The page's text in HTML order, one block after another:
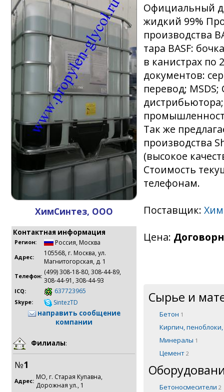
ХимСинтез, ООО
Контактная информация
Регион: Россия, Москва
Адрес:
105568, г. Москва, ул.
Магнитогорская, д. 1
Телефон: (499) 308-18-80, 308-44-89,
308-44-91, 308-44-93
ICQ: 637723965
Skype: SintezTD
направить сообщение
компании
Филиалы:
№1
Адрес: МО, г. Старая Купавна,
Дорожная ул., 1
Официальный
жидкий 99%
производства
тара BASF:
в канистрах по
документов:
перевод;
Так же
производства
(высокое
Стоимость
телефонам.
Поставщик:
Цена:
Сырье и
Бетон 1
Кирпич,
Минералы 1
Цемент 2
Бетоносмесители 2